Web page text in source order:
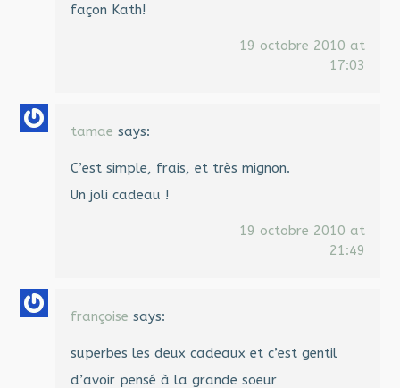
façon Kath!
19 octobre 2010 at
17:03
tamae says:
C’est simple, frais, et très mignon.
Un joli cadeau !
19 octobre 2010 at
21:49
françoise says:
superbes les deux cadeaux et c’est gentil
d’avoir pensé à la grande soeur